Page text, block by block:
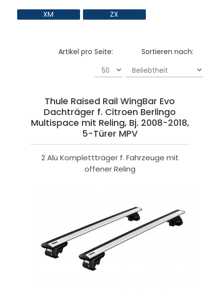
XM ZX
Sortieren nach:
Artikel pro Seite:
Thule Raised Rail WingBar Evo
Dachträger f. Citroen Berlingo
Multispace mit Reling, Bj. 2008-2018,
5-Türer MPV
2 Alu Komplettträger f. Fahrzeuge mit
offener Reling